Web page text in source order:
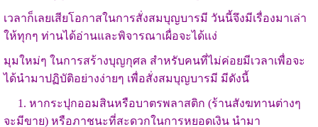
เวลาก็เลยเสียโอกาสในการสั่งสมบุญบารมี วันนี้จึงมีเรื่องมาเล่า
ให้ทุกๆ ท่านได้อ่านและพิจารณาเผื่อจะได้เเง่
มุมใหม่ๆ ในการสร้างบุญกุศล สำหรับคนที่ไม่ค่อยมีเวลาเพื่อจะ
ได้นำมาปฏิบัติอย่างง่ายๆ เพื่อสั่งสมบุญบารมี มีดังนี้
1. หากระปุกออมสินหรือบาตรพลาสติก (ร้านสังฆทานต่างๆ
จะมีขาย) หรือภาชนะที่สะดวกในการหยอดเงิน นำมา